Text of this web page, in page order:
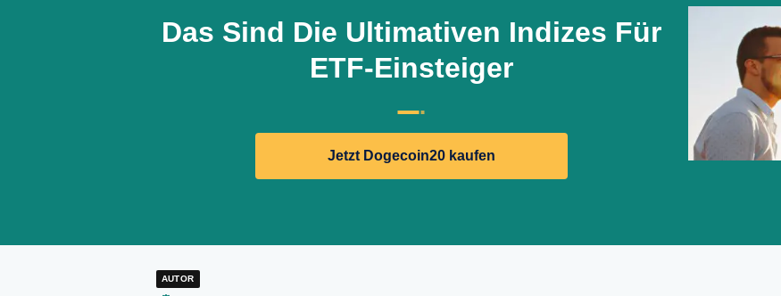
Das Sind Die Ultimativen Indizes Für
ETF-Einsteiger
Jetzt Dogecoin20 kaufen
AUTOR